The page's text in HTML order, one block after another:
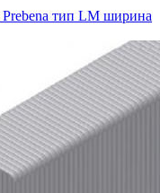
Prebena тип LM ширина